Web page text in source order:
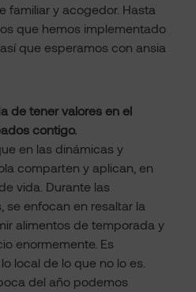
familiar y acogedor. Hasta
que hemos implementado
que esperamos con ansia
de tener valores en el
contigo.
en las dinámicas y
comparten y aplican, en
vida. Durante las
se enfocan en resaltar la
alimentos de temporada y
enormemente. Es
local de lo que no lo es.
del año podemos